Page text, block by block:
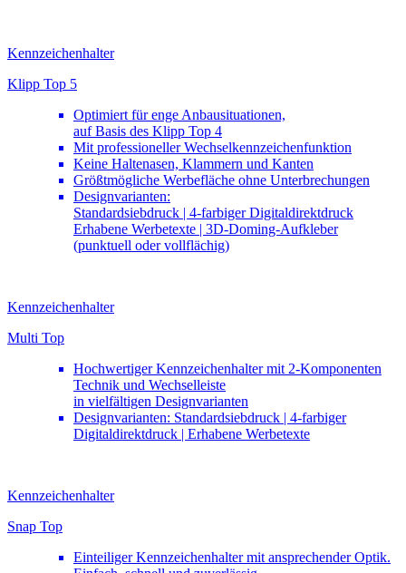
Kennzeichenhalter
Klipp Top 5
Optimiert für enge Anbausituationen,
auf Basis des Klipp Top 4
Mit professioneller Wechselkennzeichenfunktion
Keine Haltenasen, Klammern und Kanten
Größtmögliche Werbefläche ohne Unterbrechungen
Designvarianten:
Standardsiebdruck | 4-farbiger Digitaldirektdruck
Erhabene Werbetexte | 3D-Doming-Aufkleber
(punktuell oder vollflächig)
Kennzeichenhalter
Multi Top
Hochwertiger Kennzeichenhalter mit 2-Komponenten
Technik und Wechselleiste
in vielfältigen Designvarianten
Designvarianten: Standardsiebdruck | 4-farbiger
Digitaldirektdruck | Erhabene Werbetexte
Kennzeichenhalter
Snap Top
Einteiliger Kennzeichenhalter mit ansprechender Optik.